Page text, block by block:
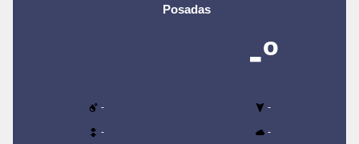
Posadas
-º
- -
- -